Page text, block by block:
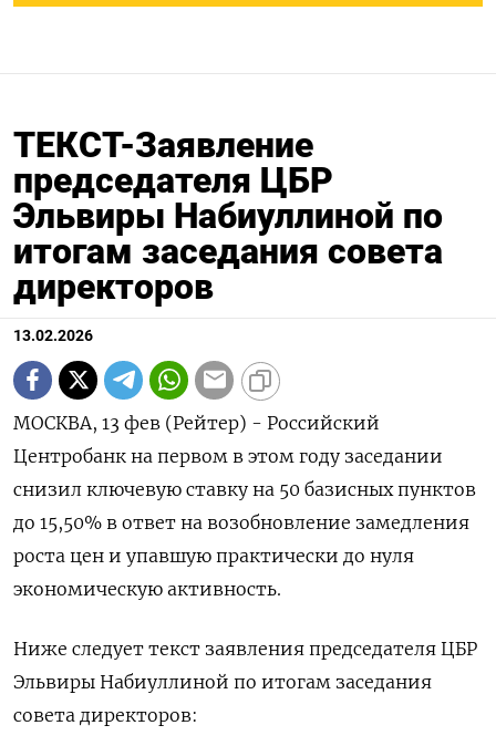
ТЕКСТ-Заявление
председателя ЦБР
Эльвиры Набиуллиной по
итогам заседания совета
директоров
13.02.2026
МОСКВА, 13 фев (Рейтер) - Российский
Центробанк на первом в этом году заседании
снизил ключевую ставку на 50 базисных пунктов
до 15,50% в ответ на возобновление замедления
роста цен и упавшую практически до нуля
экономическую активность.
Ниже следует текст заявления председателя ЦБР
Эльвиры Набиуллиной по итогам заседания
совета директоров: